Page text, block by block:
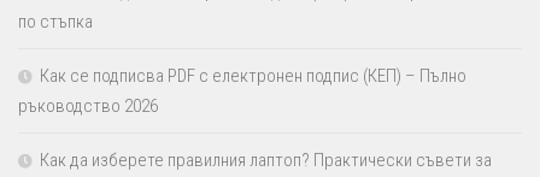
по стъпка
Как се подписва PDF с електронен подпис (КЕП) – Пълно
ръководство 2026
Как да изберете правилния лаптоп? Практически съвети за